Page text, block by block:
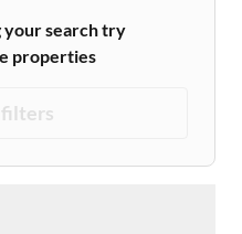
your search try
properties
filters